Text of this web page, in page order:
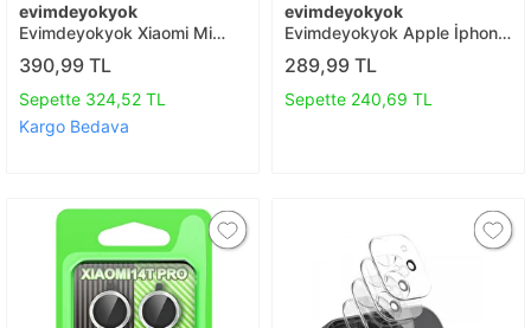
evimdeyokyok
Evimdeyokyok Xiaomi Mi
Band 8 Polymer Nano Ekran
Koruyucu - Şeffaf T20
390,99 TL
Sepette 324,52 TL
Kargo Bedava
evimdeyokyok
Evimdeyokyok Apple İphone
11 Rainbow Kamera Lens
Koruma Cam - Kırmızı T20
289,99 TL
Sepette 240,69 TL